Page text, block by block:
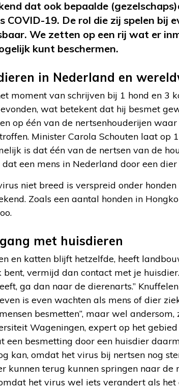
dat ook bepaalde
COVID-19. De rol die zij spelen bij
We zetten op een rij wat er
kunt beschermen.
in Nederland en
moment van schrijven bij 1 hond en 3
wat betekent dat hij besmet
op één van de nertsenhouderijen
Minister Carola Schouten laat op
is dat één van de nertsen van de
een mens in Nederland door een
niet breed is verspreid onder
Zoals een aantal honden in
met huisdieren
en katten blijft hetzelfde, heeft
bent, vermijd dan contact met je
ga dan naar de dierenarts.”
is even wachten als mens of dier
besmetten”, maar wel
Wageningen, expert op het
een besmetting door een huisdier
kan, omdat het virus bij nertsen nog
kunnen terug kunnen springen naar de
het virus wel iets verandert als het